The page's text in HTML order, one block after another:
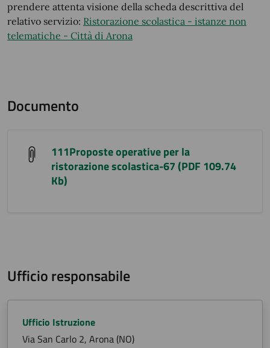
prendere attenta visione della scheda descrittiva del
relativo servizio: Ristorazione scolastica - istanze non
telematiche - Città di Arona
Documento
111Proposte operative per la
ristorazione scolastica-67 (PDF 109.74
Kb)
Ufficio responsabile
Ufficio Istruzione
Via San Carlo 2, Arona (NO)